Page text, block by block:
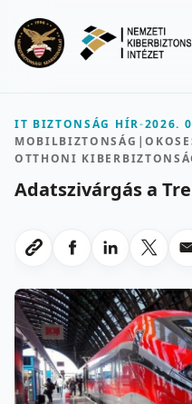
IT BIZTONSÁG HÍR-2026.
MOBILBIZTONSÁG |
OTTHONI
Adatszivárgás a
Link masolasa
MegosztasMegosztas